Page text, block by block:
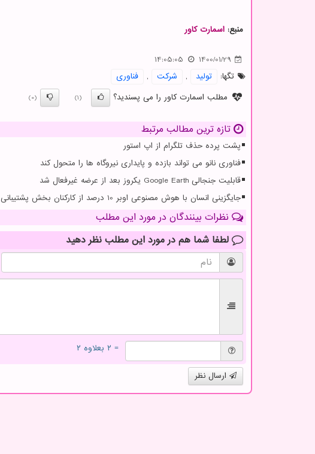
منبع: اسمارت كاور
1400/01/29
14:05:05
تگها:
تولید , شركت ,
فناوری
مطلب اسمارت کاور را می پسندید؟
(1)
(0)
تازه ترین مطالب مرتبط
پشت پرده حذف تلگرام از اپ استور
فناوری نانو می تواند بازده و پایداری نیروگاه ها را متحول کند
قابلیت جنجالی Google Earth یکروز بعد از عرضه غیرفعال شد
جایگزینی انسان با هوش مصنوعی اوبر 10 درصد از کارکنان بخش پشتیبانی خویش را تعدیل کرد
نظرات بینندگان در مورد این مطلب
لطفا شما هم در مورد این مطلب نظر دهید
= ۲ بعلاوه ۲
ارسال نظر